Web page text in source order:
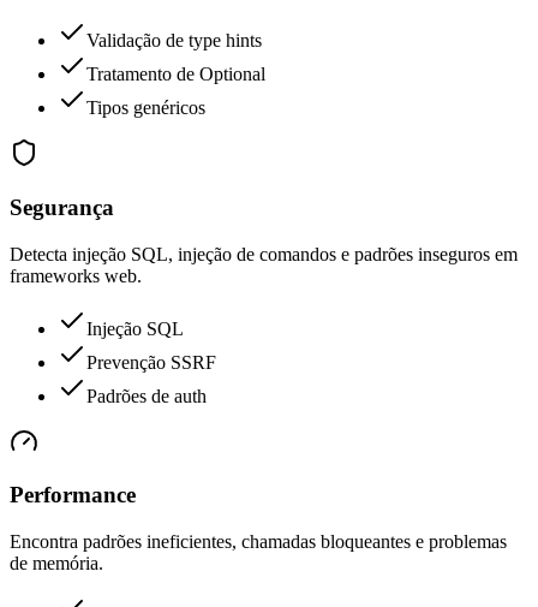
Validação de type hints
Tratamento de Optional
Tipos genéricos
Segurança
Detecta injeção SQL, injeção de comandos e padrões inseguros em
frameworks web.
Injeção SQL
Prevenção SSRF
Padrões de auth
Performance
Encontra padrões ineficientes, chamadas bloqueantes e problemas
de memória.